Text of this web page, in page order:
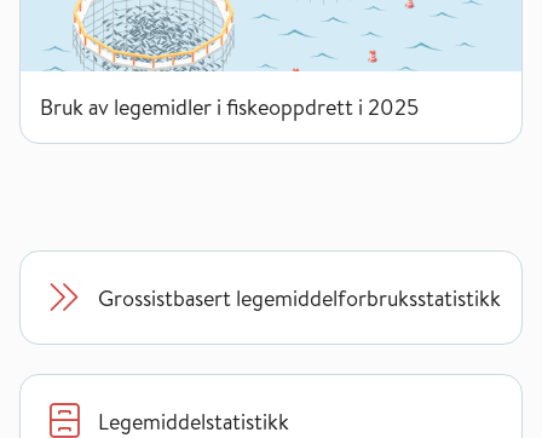
Bruk av legemidler i fiskeoppdrett i 2025
Grossistbasert legemiddelforbruksstatistikk
Legemiddelstatistikk